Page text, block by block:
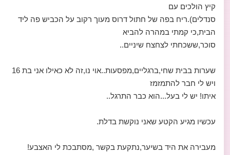
קיץ הולכים עם
סנדלים).ריח בפה של חתול דרוס מעוך רקוב על הכביש פה ליד
הבית,כי קמתי במהרה להביא
סוכר,ששכחתי לצחצח שיניים..
שערות בבית שחי,ברגליים,מפסעות..אוי נו,זה לא כאילו אני בת 16
ויש לי חבר להתמזמז
איתו! יש לי בעל...הוא כבר התרגל..
עכשיו מגיע הקטע שאני נוקשת בדלת.
מעבירה את היד בשיער,נתקעת בקשר ,מסתבכת לי האצבע!